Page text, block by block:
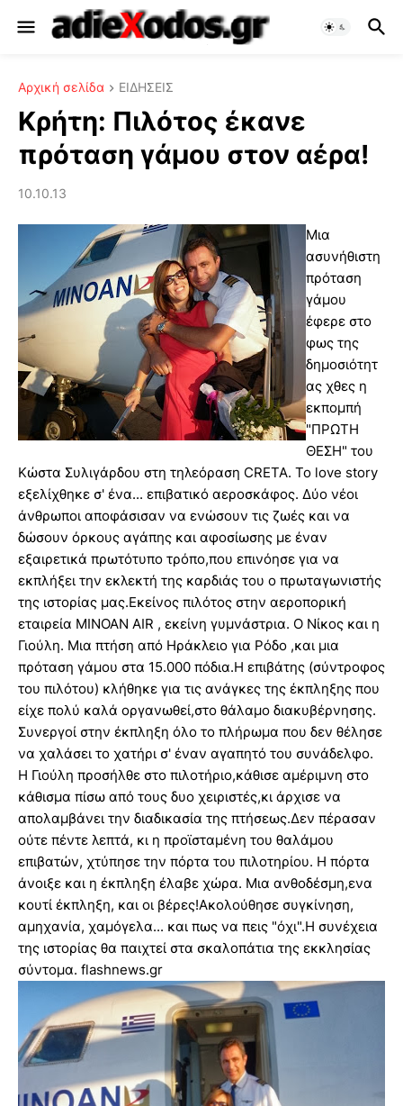
Αρχική σελίδα ΕΙΔΗΣΕΙΣ
Κρήτη: Πιλότος έκανε
πρόταση γάμου στον αέρα!
10.10.13
Μια
ασυνήθιστη
πρόταση
γάμου
έφερε στο
φως της
δημοσιότητ
ας χθες η
εκπομπή
"ΠΡΩΤΗ
ΘΕΣΗ" του
Κώστα Συλιγάρδου στη τηλεόραση CRETA. Το love story
εξελίχθηκε σ' ένα... επιβατικό αεροσκάφος. Δύο νέοι
άνθρωποι αποφάσισαν να ενώσουν τις ζωές και να
δώσουν όρκους αγάπης και αφοσίωσης με έναν
εξαιρετικά πρωτότυπο τρόπο,που επινόησε για να
εκπλήξει την εκλεκτή της καρδιάς του ο πρωταγωνιστής
της ιστορίας μας.Εκείνος πιλότος στην αεροπορική
εταιρεία MINOAN AIR , εκείνη γυμνάστρια. Ο Νίκος και η
Γιούλη. Μια πτήση από Ηράκλειο για Ρόδο ,και μια
πρόταση γάμου στα 15.000 πόδια.Η επιβάτης (σύντροφος
του πιλότου) κλήθηκε για τις ανάγκες της έκπληξης που
είχε πολύ καλά οργανωθεί,στο θάλαμο διακυβέρνησης.
Συνεργοί στην έκπληξη όλο το πλήρωμα που δεν θέλησε
να χαλάσει το χατήρι σ' έναν αγαπητό του συνάδελφο.
Η Γιούλη προσήλθε στο πιλοτήριο,κάθισε αμέριμνη στο
κάθισμα πίσω από τους δυο χειριστές,κι άρχισε να
απολαμβάνει την διαδικασία της πτήσεως.Δεν πέρασαν
ούτε πέντε λεπτά, κι η προϊσταμένη του θαλάμου
επιβατών, χτύπησε την πόρτα του πιλοτηρίου. Η πόρτα
άνοιξε και η έκπληξη έλαβε χώρα. Μια ανθοδέσμη,ενα
κουτί έκπληξη, και οι βέρες!Ακολούθησε συγκίνηση,
αμηχανία, χαμόγελα... και πως να πεις "όχι".Η συνέχεια
της ιστορίας θα παιχτεί στα σκαλοπάτια της εκκλησίας
σύντομα. flashnews.gr